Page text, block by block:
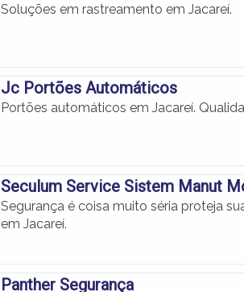
Soluções em rastreamento em Jacareí.
Jc Portões Automáticos
Portões automáticos em Jacareí.
Seculum Service Sistem Manut
Segurança é coisa muito séria proteja
em Jacareí.
Panther Segurança